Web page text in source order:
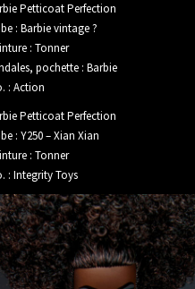
Petticoat Perfection
: Barbie vintage ?
: Tonner
pochette : Barbie
: Action
Petticoat Perfection
: Y250 – Xian Xian
: Tonner
: Integrity Toys